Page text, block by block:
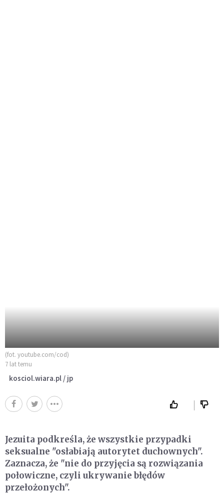
(fot. youtube.com/cod)
7 lat temu
kosciol.wiara.pl / jp
Jezuita podkreśla, że wszystkie przypadki
seksualne "osłabiają autorytet duchownych".
Zaznacza, że "nie do przyjęcia są rozwiązania
połowiczne, czyli ukrywanie błędów
przełożonych".